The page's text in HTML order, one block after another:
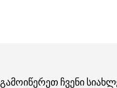
გამოიწერეთ ჩვენი